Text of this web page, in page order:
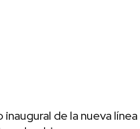
de la nueva